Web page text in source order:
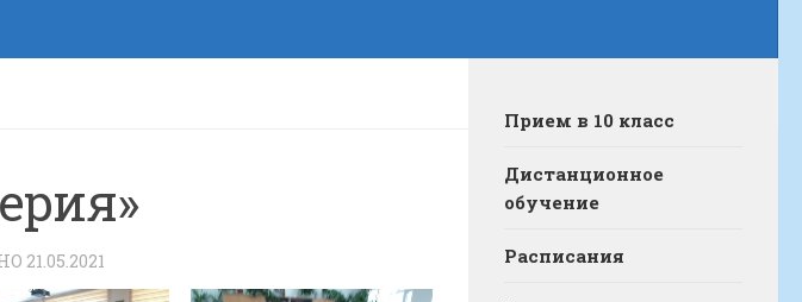
21.05.2021
Прием в 10 класс
Дистанционное
обучение
Расписания